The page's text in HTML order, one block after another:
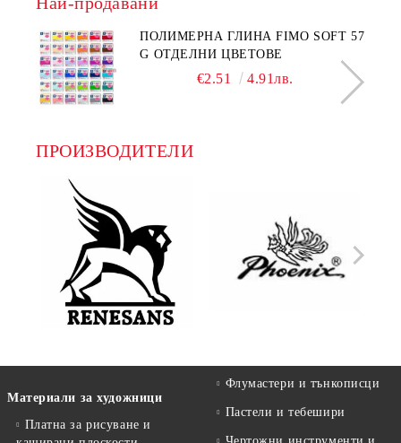
ПОЛИМЕРНА ГЛИНА FIMO SOFT 57
G ОТДЕЛНИ ЦВЕТОВЕ
€2.51 4.91лв.
ПРОИЗВОДИТЕЛИ
Материали за художници
Платна за рисуване и
Флумастери и тънкописци
Пастели и тебешири